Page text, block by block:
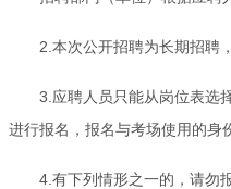
2.本次公开招聘为长期招聘
3.应聘人员只能从岗位表选
进行报名，报名与考场使用的身
4.有下列情形之一的，请勿